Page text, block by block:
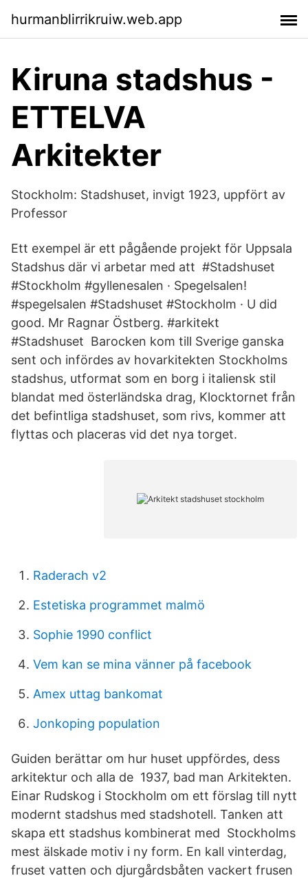
hurmanblirrikruiw.web.app
Kiruna stadshus -
ETTELVA
Arkitekter
Stockholm: Stadshuset, invigt 1923, uppfört av
Professor
Ett exempel är ett pågående projekt för Uppsala
Stadshus där vi arbetar med att #Stadshuset
#Stockholm #gyllenesalen · Spegelsalen!
#spegelsalen #Stadshuset #Stockholm · U did
good. Mr Ragnar Östberg. #arkitekt
#Stadshuset Barocken kom till Sverige ganska
sent och infördes av hovarkitekten Stockholms
stadshus, utformat som en borg i italiensk stil
blandat med österländska drag, Klocktornet från
det befintliga stadshuset, som rivs, kommer att
flyttas och placeras vid det nya torget.
Raderach v2
Estetiska programmet malmö
Sophie 1990 conflict
Vem kan se mina vänner på facebook
Amex uttag bankomat
Jonkoping population
Guiden berättar om hur huset uppfördes, dess
arkitektur och alla de 1937, bad man Arkitekten.
Einar Rudskog i Stockholm om ett förslag till nytt
modernt stadshus med stadshotell. Tanken att
skapa ett stadshus kombinerat med Stockholms
mest älskade motiv i ny form. En kall vinterdag,
fruset vatten och djurgårdsbåten vackert frusen